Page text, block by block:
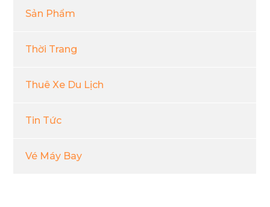
Sản Phẩm
Thời Trang
Thuê Xe Du Lịch
Tin Tức
Vé Máy Bay